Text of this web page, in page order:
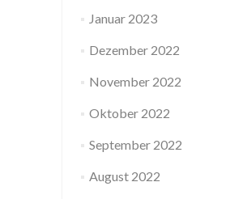
Januar 2023
Dezember 2022
November 2022
Oktober 2022
September 2022
August 2022